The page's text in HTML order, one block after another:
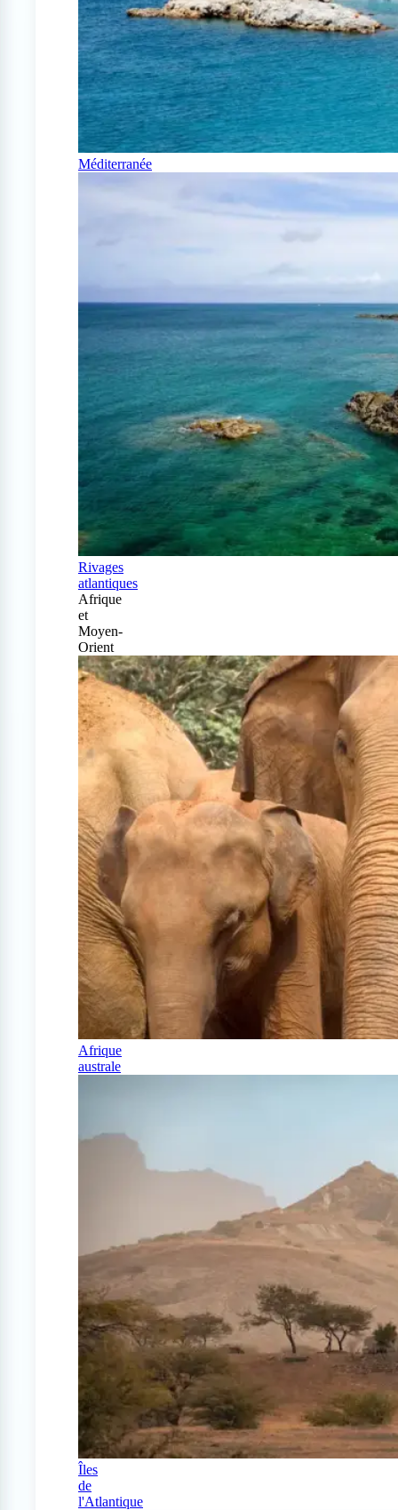
Méditerranée
Rivages
atlantiques
Afrique
et
Moyen-
Orient
Afrique
australe
Îles
de
l'Atlantique